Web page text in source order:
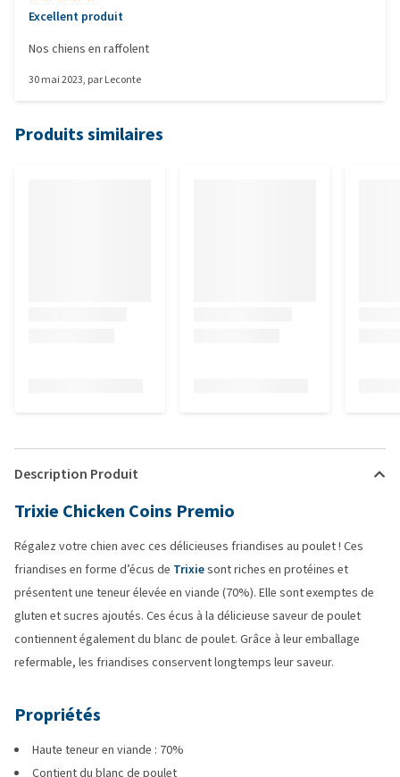
Excellent produit
Nos chiens en raffolent
30 mai 2023, parLeconte
Produits similaires
Description Produit
Trixie Chicken Coins Premio
Régalez votre chien avec ces délicieuses friandises au poulet ! Ces
friandises en forme d’écus de Trixiesont riches en protéines et
présentent une teneur élevée en viande (70%). Elle sont exemptes de
gluten et sucres ajoutés. Ces écus à la délicieuse saveur de poulet
contiennent également du blanc de poulet. Grâce à leur emballage
refermable, les friandises conservent longtemps leur saveur.
Propriétés
Haute teneur en viande : 70%
Contient du blanc de poulet